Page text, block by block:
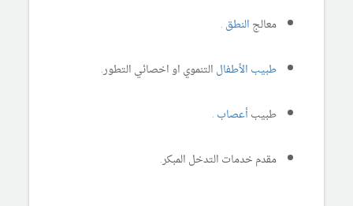
معالج النطق .
طبيب الأطفال التنموي او اخصائي التطور.
طبيبأعصاب .
مقدم خدمات التدخل المبكر.